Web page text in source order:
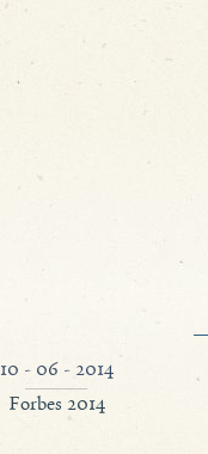
10 - 06 - 2014
Forbes 2014